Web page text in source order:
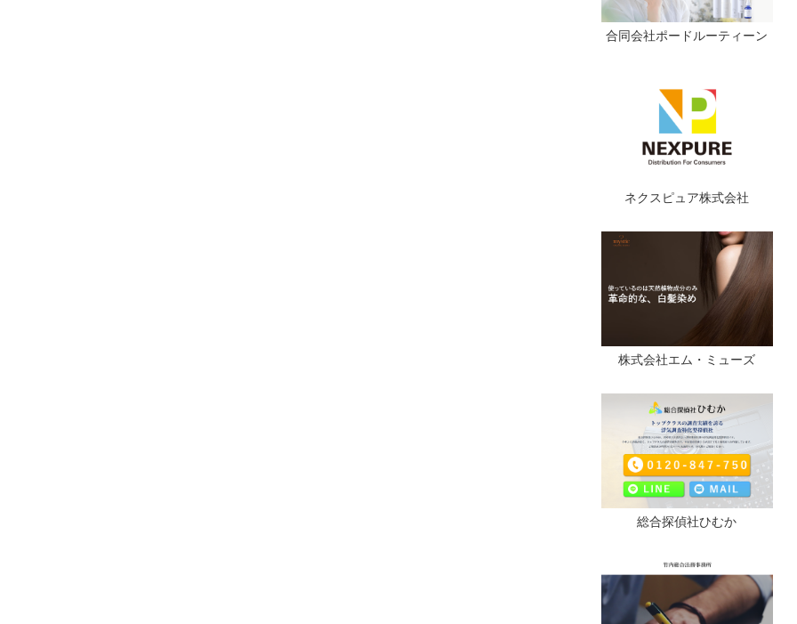
合同会社ポードルーティーン
ネクスピュア株式会社
株式会社エム・ミューズ
総合探偵社ひむか